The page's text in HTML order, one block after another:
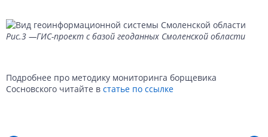
Рис.3 —ГИС-проект с базой геоданных Смоленской области
Подробнее про методику мониторинга борщевика
Сосновского читайте в статье по ссылке